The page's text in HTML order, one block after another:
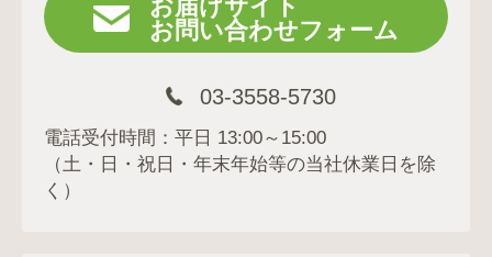
お届けサイト
お問い合わせフォーム
03-3558-5730
電話受付時間：平日 13:00～15:00
（土・日・祝日・年末年始等の当社休業日を除
く）